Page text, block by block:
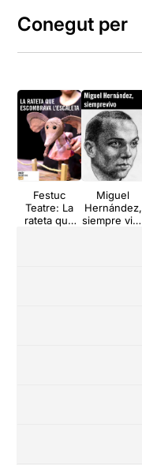
Conegut per
Festuc
Teatre: La
rateta que
Miguel
Hernández,
siempre vivo